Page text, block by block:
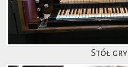
Stół gry